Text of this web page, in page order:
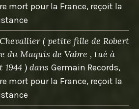
mort pour la France, reçoit la
( petite fille de Robert
du Maquis de Vabre , tué à
1944 ) dans Germain Records,
mort pour la France, reçoit la